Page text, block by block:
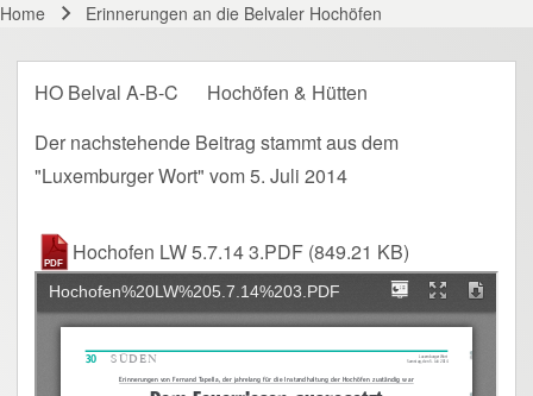
Home Erinnerungen an die Belvaler Hochöfen
HO Belval A-B-C
Hochöfen & Hütten
Der nachstehende Beitrag stammt aus dem
"Luxemburger Wort" vom 5. Juli 2014
Hochofen LW 5.7.14 3.PDF (849.21 KB)